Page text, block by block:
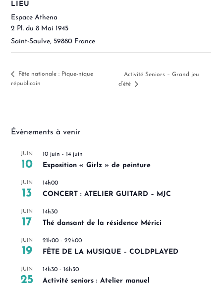
LIEU
Espace Athena
2 Pl. du 8 Mai 1945
Saint-Saulve, 59880 France
Fête nationale : Pique-nique
républicain
Activité Seniors – Grand jeu
d’été
Évènements à venir
JUIN
10
10 juin -14 juin
Exposition « Girlz » de peinture
JUIN
13
14h00
CONCERT : ATELIER GUITARD – MJC
JUIN
17
14h30
Thé dansant de la résidence Mérici
JUIN
19
21h00 -22h00
FÊTE DE LA MUSIQUE – COLDPLAYED
JUIN
25
14h30 -16h30
Activité seniors : Atelier manuel